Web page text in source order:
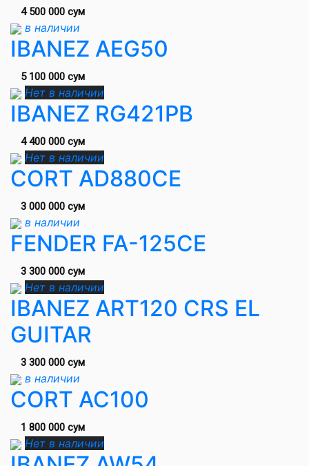
4 500 000 сум
в наличии
IBANEZ AEG50
5 100 000 сум
Нет в наличии
IBANEZ RG421PB
4 400 000 сум
Нет в наличии
CORT AD880CE
3 000 000 сум
в наличии
FENDER FA-125CE
3 300 000 сум
Нет в наличии
IBANEZ ART120 CRS EL
GUITAR
3 300 000 сум
в наличии
CORT AC100
1 800 000 сум
Нет в наличии